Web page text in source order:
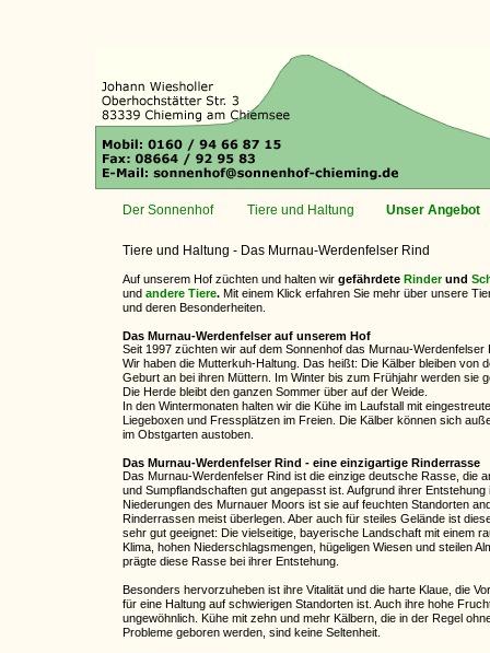
Der Sonnenhof Tiere und Haltung Unser Angebot
Tiere und Haltung - Das Murnau-Werdenfelser Rind
Auf unserem Hof züchten und halten wir gefährdete Rinderund
und andere Tiere. Mit einem Klick erfahren Sie mehr über unsere
und deren Besonderheiten.
Das Murnau-Werdenfelser auf unserem Hof
Seit 1997 züchten wir auf dem Sonnenhof das Murnau-Werdenfelser
Wir haben die Mutterkuh-Haltung. Das heißt: Die Kälber bleiben von
Geburt an bei ihren Müttern. Im Winter bis zum Frühjahr werden sie
Die Herde bleibt den ganzen Sommer über auf der Weide.
In den Wintermonaten halten wir die Kühe im Laufstall mit
Liegeboxen und Fressplätzen im Freien. Die Kälber können sich
im Obstgarten austoben.
Das Murnau-Werdenfelser Rind - eine einzigartige Rinderrasse
Das Murnau-Werdenfelser Rind ist die einzige deutsche Rasse, die
und Sumpflandschaften gut angepasst ist. Aufgrund ihrer Entstehung
Niederungen des Murnauer Moors ist sie auf feuchten Standorten
Rinderrassen meist überlegen. Aber auch für steiles Gelände ist
sehr gut geeignet: Die vielseitige, bayerische Landschaft mit einem
Klima, hohen Niederschlagsmengen, hügeligen Wiesen und steilen
prägte diese Rasse bei ihrer Entstehung.
Besonders hervorzuheben ist ihre Vitalität und die harte Klaue, die
für eine Haltung auf schwierigen Standorten ist. Auch ihre hohe
ungewöhnlich. Kühe mit zehn und mehr Kälbern, die in der Regel
Probleme geboren werden, sind keine Seltenheit.